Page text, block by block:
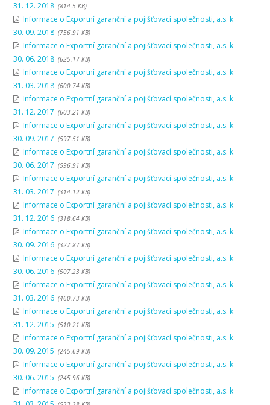
31. 12. 2018 (814.5 KB)
Informace o Exportní garanční a pojišťovací společnosti, a.s. k
30. 09. 2018 (756.91 KB)
Informace o Exportní garanční a pojišťovací společnosti, a.s. k
30. 06. 2018 (625.17 KB)
Informace o Exportní garanční a pojišťovací společnosti, a.s. k
31. 03. 2018 (600.74 KB)
Informace o Exportní garanční a pojišťovací společnosti, a.s. k
31. 12. 2017 (603.21 KB)
Informace o Exportní garanční a pojišťovací společnosti, a.s. k
30. 09. 2017 (597.51 KB)
Informace o Exportní garanční a pojišťovací společnosti, a.s. k
30. 06. 2017 (596.91 KB)
Informace o Exportní garanční a pojišťovací společnosti, a.s. k
31. 03. 2017 (314.12 KB)
Informace o Exportní garanční a pojišťovací společnosti, a.s. k
31. 12. 2016 (318.64 KB)
Informace o Exportní garanční a pojišťovací společnosti, a.s. k
30. 09. 2016 (327.87 KB)
Informace o Exportní garanční a pojišťovací společnosti, a.s. k
30. 06. 2016 (507.23 KB)
Informace o Exportní garanční a pojišťovací společnosti, a.s. k
31. 03. 2016 (460.73 KB)
Informace o Exportní garanční a pojišťovací společnosti, a.s. k
31. 12. 2015 (510.21 KB)
Informace o Exportní garanční a pojišťovací společnosti, a.s. k
30. 09. 2015 (245.69 KB)
Informace o Exportní garanční a pojišťovací společnosti, a.s. k
30. 06. 2015 (245.96 KB)
Informace o Exportní garanční a pojišťovací společnosti, a.s. k